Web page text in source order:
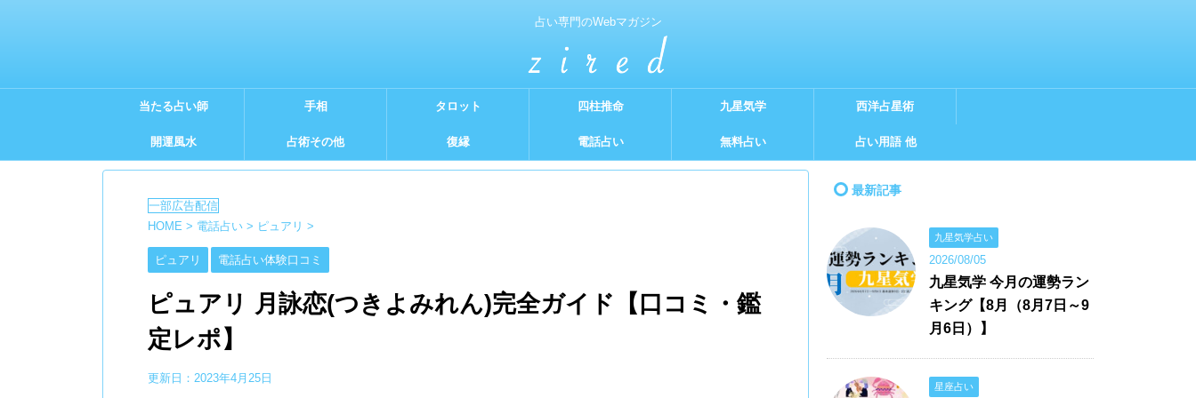
占い専門のWebマガジン
当たる占い師 手相 タロット 四柱推命 九星気学 西洋占星術
開運風水 占術その他 復縁 電話占い 無料占い 占い用語 他
HOME > 電話占い > ピュアリ >
ピュアリ 電話占い体験口コミ
ピュアリ 月詠恋(つきよみれん)完全ガイド【口コミ・鑑
定レポ】
更新日： 2023年4月25日
最新記事
九星気学占い
2026/08/05
九星気学 今月の運勢ラン
キング【8月（8月7日～9
月6日）】
星座占い